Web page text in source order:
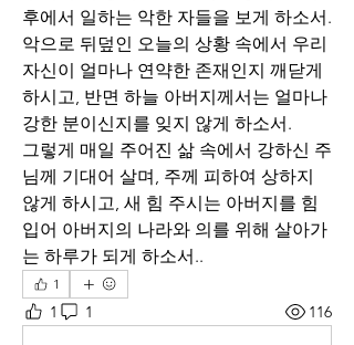
후에서 일하는 악한 자들을 보게 하소서.
악으로 뒤덮인 오늘의 상황 속에서 우리
자신이 얼마나 연약한 존재인지 깨닫게
하시고, 반면 하늘 아버지께서는 얼마나
강한 분이신지를 잊지 않게 하소서.
그렇게 매일 주어진 삶 속에서 강하신 주
님께 기대어 살며, 주께 피하여 상하지
않게 하시고, 새 힘 주시는 아버지를 힘
입어 아버지의 나라와 의를 위해 살아가
는 하루가 되게 하소서..
1
1 1 116